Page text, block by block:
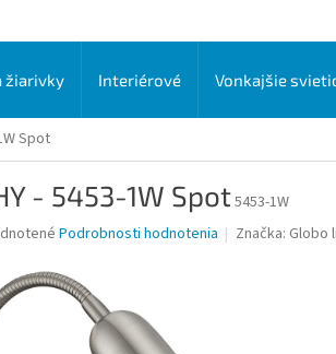
žiarivky Interiérové Vonkajšie
Spot
- 5453-1W Spot5453-1W
Podrobnosti hodnotenia Značka: Globo